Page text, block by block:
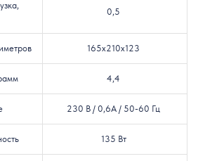
0,5
165x210x123
4,4
230 В / 0,6A / 50-60 Гц
135 Вт